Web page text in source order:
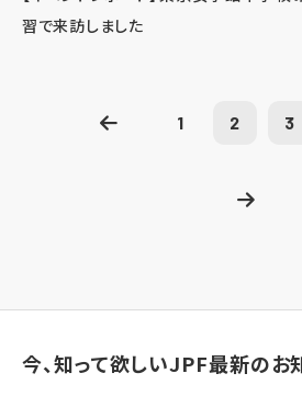
習で来訪しました
1 2 3
今、知って欲しいJPF最新のお